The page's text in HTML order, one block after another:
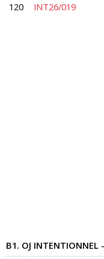
120
INT26/019
B1. OJ INTENTIONNEL